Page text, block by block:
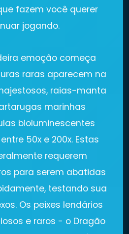
fazem você querer
jogando.
emoção começa
raras aparecem na
raias-manta
marinhas
bioluminescentes
50x e 200x. Estas
requerem
para serem abatidas
testando sua
Os peixes lendários
e raros - o Dragão